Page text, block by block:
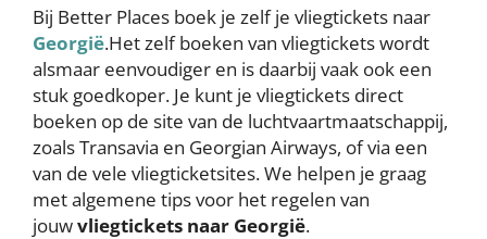
Bij Better Places boek je zelf je vliegtickets naar
Georgië.Het zelf boeken van vliegtickets wordt
alsmaar eenvoudiger en is daarbij vaak ook een
stuk goedkoper. Je kunt je vliegtickets direct
boeken op de site van de luchtvaartmaatschappij,
zoals Transavia en Georgian Airways, of via een
van de vele vliegticketsites. We helpen je graag
met algemene tips voor het regelen van
jouwvliegtickets naar Georgië.